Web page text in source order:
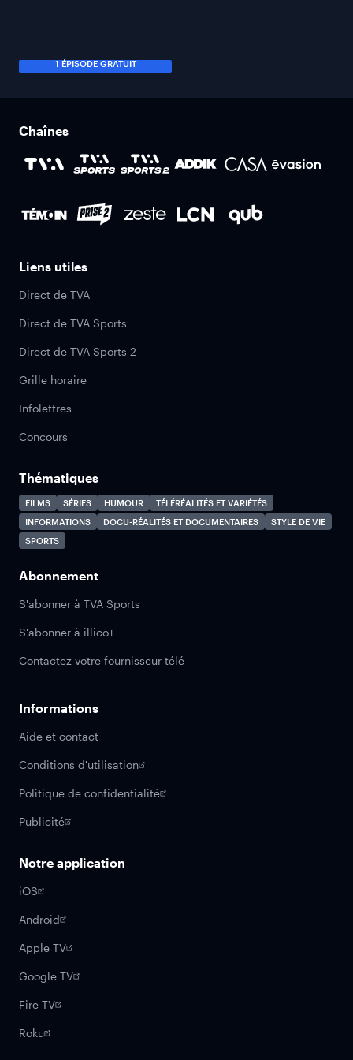
1 ÉPISODE GRATUIT
Chaînes
Liens utiles
Direct de TVA
Direct de TVA Sports
Direct de TVA Sports 2
Grille horaire
Infolettres
Concours
Thématiques
FILMS SÉRIES HUMOUR
TÉLÉRÉALITÉS ET VARIÉTÉS
INFORMATIONS
DOCU-RÉALITÉS ET DOCUMENTAIRES
STYLE DE VIE
SPORTS
Abonnement
S'abonner à TVA Sports
S'abonner à illico+
Contactez votre fournisseur télé
Informations
Aide et contact
Conditions d'utilisation
Politique de confidentialité
Publicité
Notre application
iOS
Android
Apple TV
Google TV
Fire TV
Roku